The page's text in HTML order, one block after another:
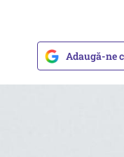
Adaugă-ne